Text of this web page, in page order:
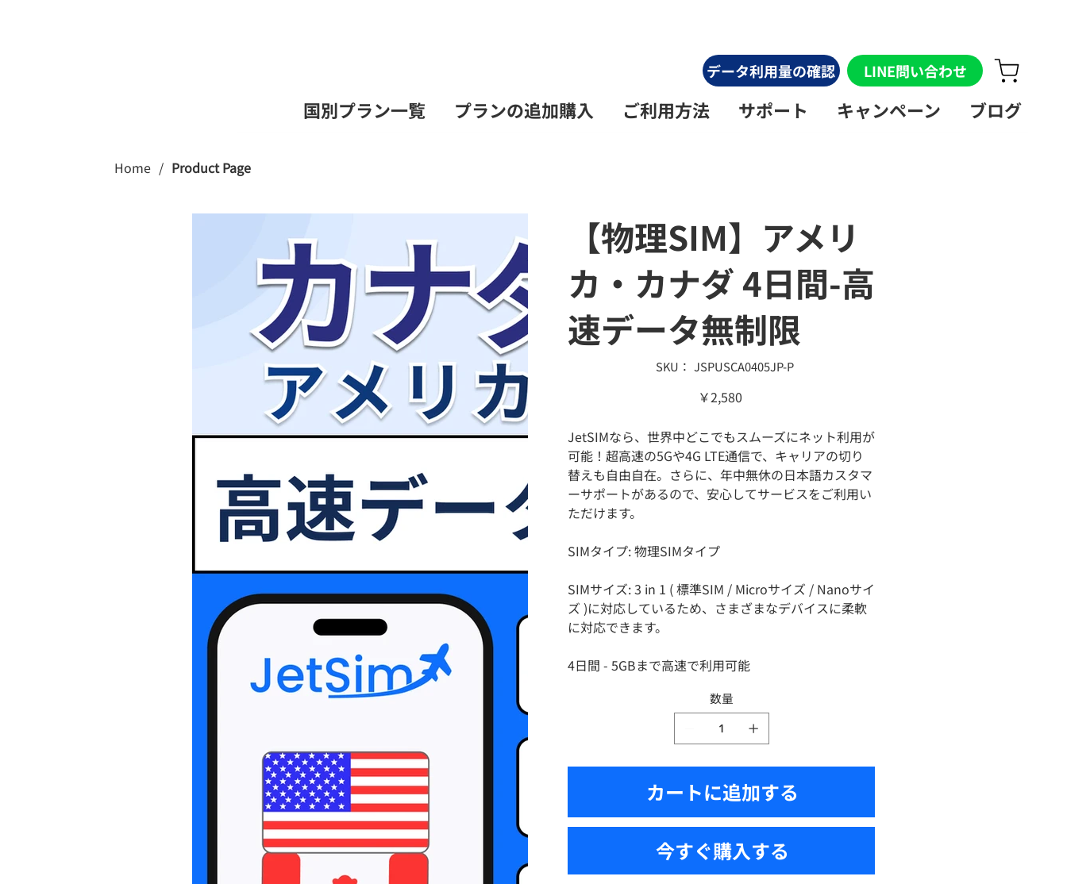
LINE問い合わせ
データ利用量の確認
国別プラン一覧 プランの追加購入 ご利用方法 サポート キャンペーン ブログ
Home / Product Page
【物理SIM】アメリ
カ・カナダ 4日間-高
速データ無制限
SKU：
SKU：
JSPUSCA0405JP-
JSPUSCA0405JP-P
価
格
￥2,580
JetSIMなら、世界中どこでもスムーズにネット利用が
可能！超高速の5Gや4G LTE通信で、キャリアの切り
替えも自由自在。さらに、年中無休の日本語カスタマ
ーサポートがあるので、安心してサービスをご利用い
ただけます。
SIMタイプ: 物理SIMタイプ
SIMサイズ: 3 in 1 ( 標準SIM / Microサイズ / Nanoサイ
ズ )に対応しているため、さまざまなデバイスに柔軟
に対応できます。
4日間 - 5GBまで高速で利用可能
数量
カートに追加する
今すぐ購入する